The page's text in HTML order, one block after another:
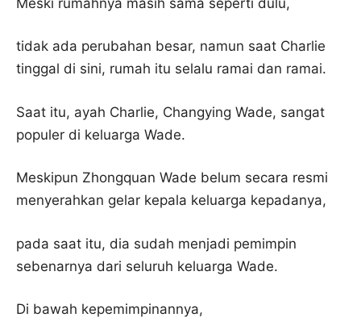
tidak ada perubahan besar, namun saat Charlie
tinggal di sini, rumah itu selalu ramai dan ramai.
Saat itu, ayah Charlie, Changying Wade, sangat
populer di keluarga Wade.
Meskipun Zhongquan Wade belum secara resmi
menyerahkan gelar kepala keluarga kepadanya,
pada saat itu, dia sudah menjadi pemimpin
sebenarnya dari seluruh keluarga Wade.
Di bawah kepemimpinannya,